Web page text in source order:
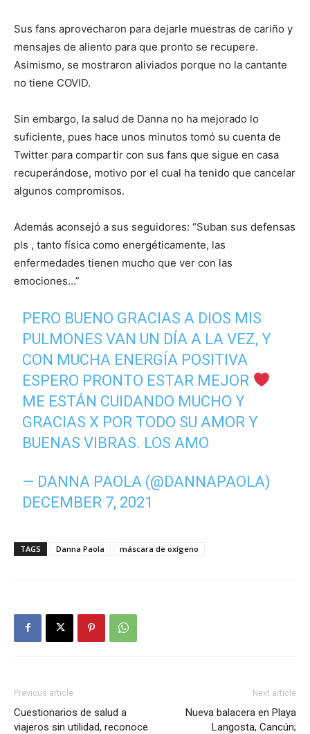
Sus fans aprovecharon para dejarle muestras de cariño y
mensajes de aliento para que pronto se recupere.
Asimismo, se mostraron aliviados porque no la cantante
no tiene COVID.
Sin embargo, la salud de Danna no ha mejorado lo
suficiente, pues hace unos minutos tomó su cuenta de
Twitter para compartir con sus fans que sigue en casa
recuperándose, motivo por el cual ha tenido que cancelar
algunos compromisos.
Además aconsejó a sus seguidores: “Suban sus defensas
pls , tanto física como energéticamente, las
enfermedades tienen mucho que ver con las
emociones…”
PERO BUENO GRACIAS A DIOS MIS
PULMONES VAN UN DÍA A LA VEZ, Y
CON MUCHA ENERGÍA POSITIVA
ESPERO PRONTO ESTAR MEJOR
ME ESTÁN CUIDANDO MUCHO Y
GRACIAS X POR TODO SU AMOR Y
BUENAS VIBRAS. LOS AMO
— DANNA PAOLA (@DANNAPAOLA)
DECEMBER 7, 2021
TAGS Danna Paola máscara de oxígeno
Previous article
Cuestionarios de salud a
viajeros sin utilidad, reconoce
Next article
Nueva balacera en Playa
Langosta, Cancún;